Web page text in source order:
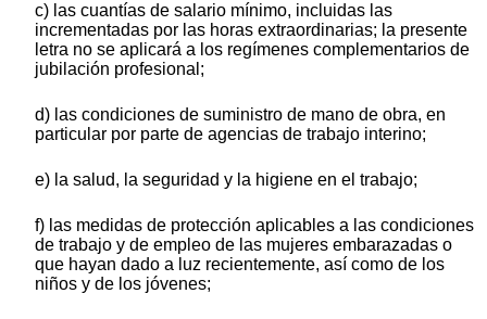
c) las cuantías de salario mínimo, incluidas las
incrementadas por las horas extraordinarias; la presente
letra no se aplicará a los regímenes complementarios de
jubilación profesional;
d) las condiciones de suministro de mano de obra, en
particular por parte de agencias de trabajo interino;
e) la salud, la seguridad y la higiene en el trabajo;
f) las medidas de protección aplicables a las condiciones
de trabajo y de empleo de las mujeres embarazadas o
que hayan dado a luz recientemente, así como de los
niños y de los jóvenes;